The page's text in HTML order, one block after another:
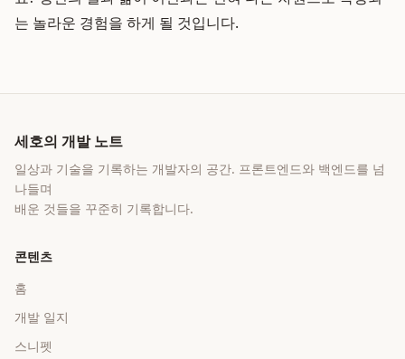
는 놀라운 경험을 하게 될 것입니다.
세호의 개발 노트
일상과 기술을 기록하는 개발자의 공간. 프론트엔드와 백엔드를 넘
나들며
배운 것들을 꾸준히 기록합니다.
콘텐츠
홈
개발 일지
스니펫